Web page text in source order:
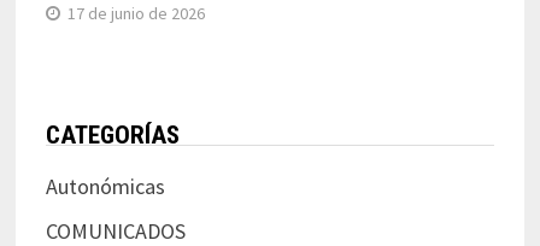
17 de junio de 2026
CATEGORÍAS
Autonómicas
COMUNICADOS